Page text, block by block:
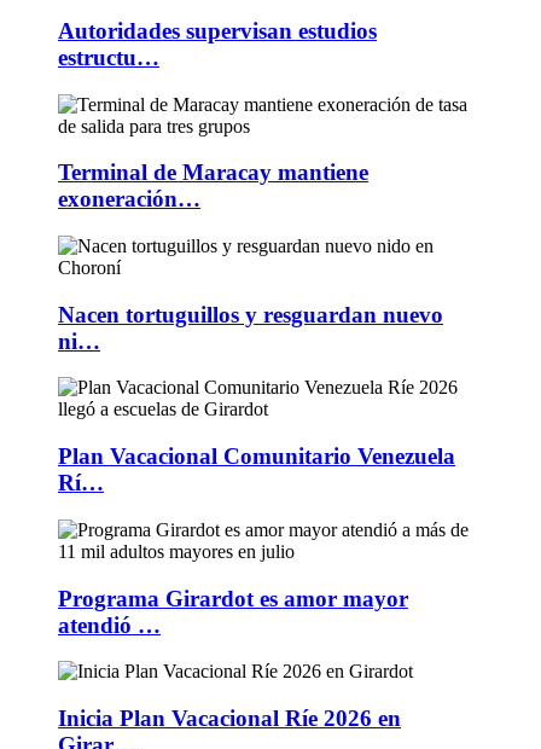
Autoridades supervisan estudios
estructu…
Terminal de Maracay mantiene
exoneración…
Nacen tortuguillos y resguardan nuevo
ni…
Plan Vacacional Comunitario Venezuela
Rí…
Programa Girardot es amor mayor
atendió …
Inicia Plan Vacacional Ríe 2026 en